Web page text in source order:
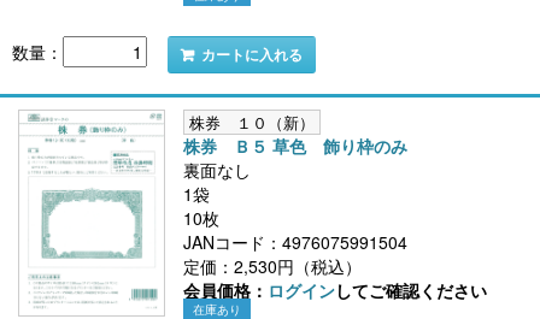
数量： カートに入れる
株券 １０（新）
株券 Ｂ５ 草色 飾り枠のみ
裏面なし
1袋
10枚
JANコード：4976075991504
定価：2,530円（税込）
会員価格： ログインしてご確認ください
在庫あり